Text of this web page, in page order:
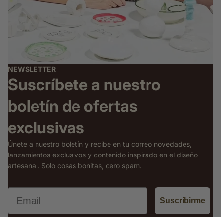
NEWSLETTER
Suscríbete a nuestro
boletín de ofertas
exclusivas
Únete a nuestro boletín y recibe en tu correo novedades,
lanzamientos exclusivos y contenido inspirado en el diseño
artesanal. Solo cosas bonitas, cero spam.
Suscribirme